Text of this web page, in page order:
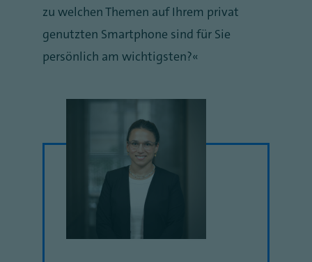
zu welchen Themen auf Ihrem privat
genutzten Smartphone sind für Sie
persönlich am wichtigsten?“